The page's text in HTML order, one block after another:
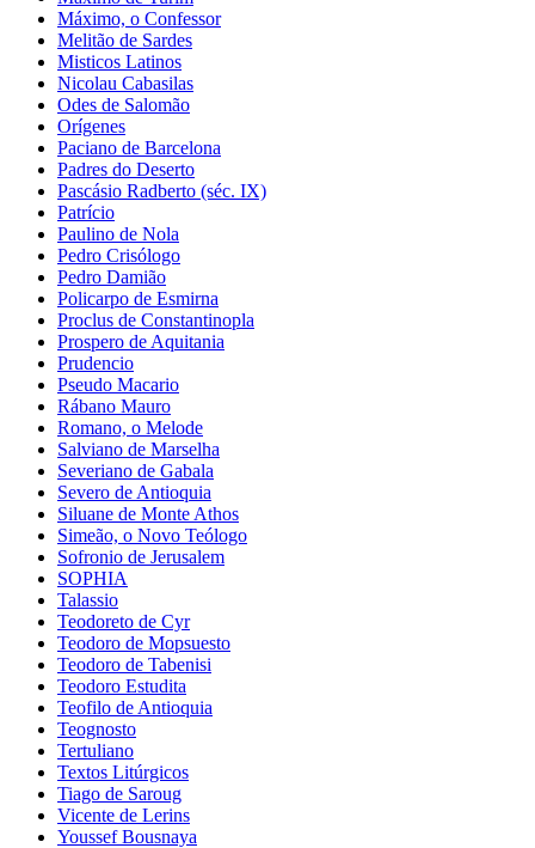
Máximo, o Confessor
Melitão de Sardes
Misticos Latinos
Nicolau Cabasilas
Odes de Salomão
Orígenes
Paciano de Barcelona
Padres do Deserto
Pascásio Radberto (séc. IX)
Patrício
Paulino de Nola
Pedro Crisólogo
Pedro Damião
Policarpo de Esmirna
Proclus de Constantinopla
Prospero de Aquitania
Prudencio
Pseudo Macario
Rábano Mauro
Romano, o Melode
Salviano de Marselha
Severiano de Gabala
Severo de Antioquia
Siluane de Monte Athos
Simeão, o Novo Teólogo
Sofronio de Jerusalem
SOPHIA
Talassio
Teodoreto de Cyr
Teodoro de Mopsuesto
Teodoro de Tabenisi
Teodoro Estudita
Teofilo de Antioquia
Teognosto
Tertuliano
Textos Litúrgicos
Tiago de Saroug
Vicente de Lerins
Youssef Bousnaya